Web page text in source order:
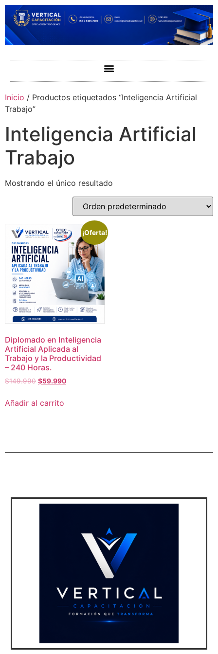
Inicio / Productos etiquetados “Inteligencia Artificial
Trabajo”
Inteligencia Artificial
Trabajo
Mostrando el único resultado
¡Oferta!
Diplomado en Inteligencia
Artificial Aplicada al
Trabajo y la Productividad
– 240 Horas.
$149.990 $59.990
Añadir al carrito